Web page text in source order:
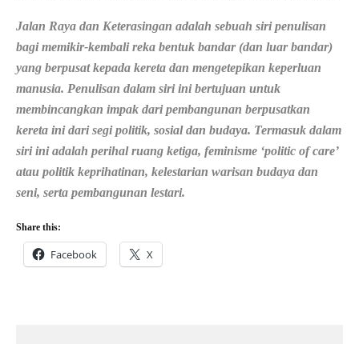
Jalan Raya dan Keterasingan adalah sebuah siri penulisan
bagi memikir-kembali reka bentuk bandar (dan luar bandar)
yang berpusat kepada kereta dan mengetepikan keperluan
manusia. Penulisan dalam siri ini bertujuan untuk
membincangkan impak dari pembangunan berpusatkan
kereta ini dari segi politik, sosial dan budaya. Termasuk dalam
siri ini adalah perihal ruang ketiga, feminisme ‘politic of care’
atau politik keprihatinan, kelestarian warisan budaya dan
seni, serta pembangunan lestari.
Share this:
Facebook X